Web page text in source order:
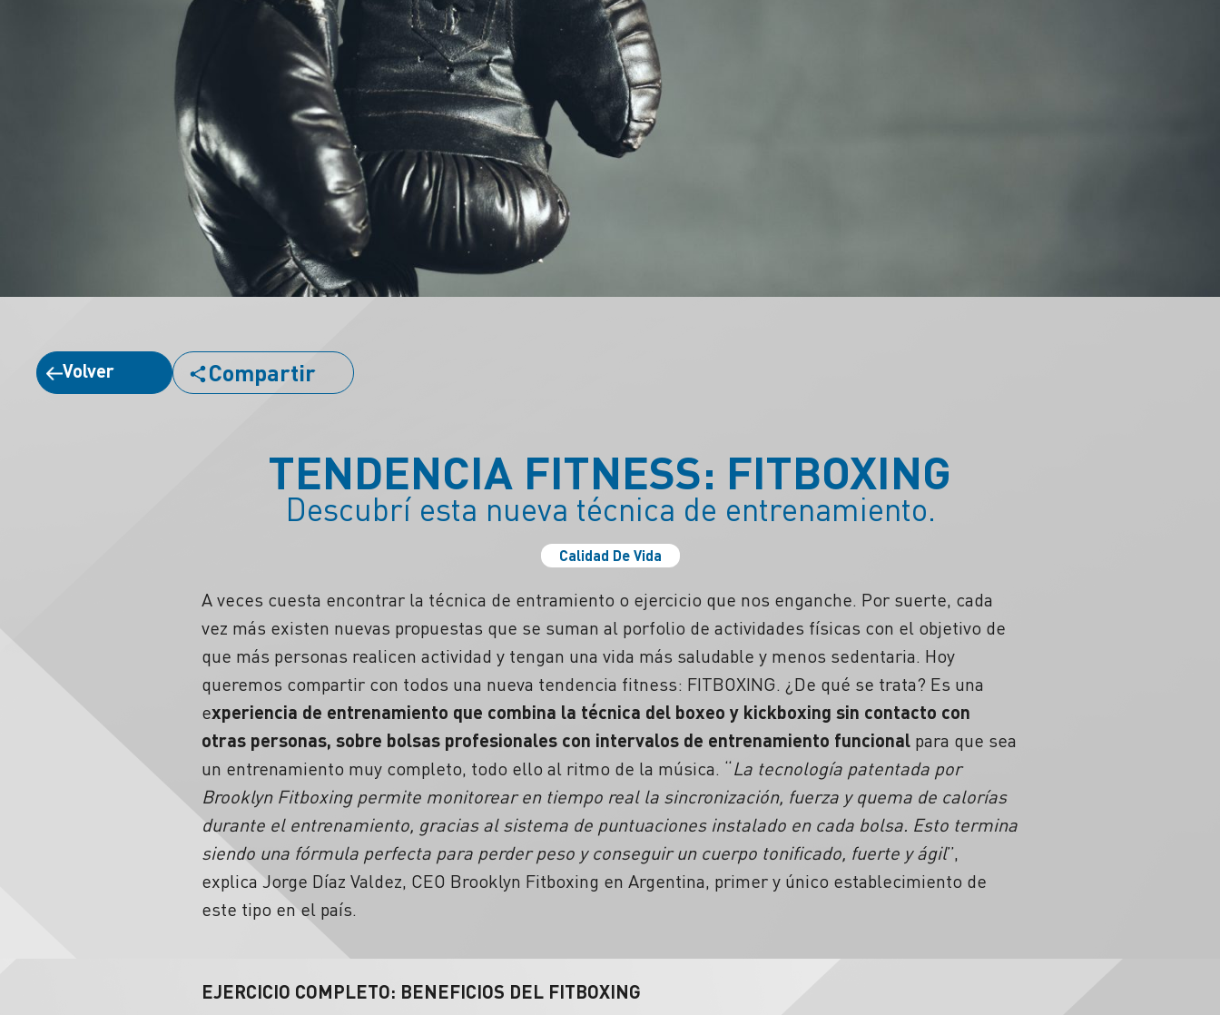
Volver Compartir
TENDENCIA FITNESS: FITBOXING
Descubrí esta nueva técnica de entrenamiento.
Calidad De Vida
A veces cuesta encontrar la técnica de entramiento o ejercicio que nos enganche. Por suerte, cada
vez más existen nuevas propuestas que se suman al porfolio de actividades físicas con el objetivo de
que más personas realicen actividad y tengan una vida más saludable y menos sedentaria. Hoy
queremos compartir con todos una nueva tendencia fitness: FITBOXING. ¿De qué se trata? Es una
experiencia de entrenamiento que combina la técnica del boxeo y kickboxing sin contacto con
otras personas, sobre bolsas profesionales con intervalos de entrenamiento funcional para que sea
un entrenamiento muy completo, todo ello al ritmo de la música. “La tecnología patentada por
Brooklyn Fitboxing permite monitorear en tiempo real la sincronización, fuerza y quema de calorías
durante el entrenamiento, gracias al sistema de puntuaciones instalado en cada bolsa. Esto termina
siendo una fórmula perfecta para perder peso y conseguir un cuerpo tonificado, fuerte y ágil”,
explica Jorge Díaz Valdez, CEO Brooklyn Fitboxing en Argentina, primer y único establecimiento de
este tipo en el país.
EJERCICIO COMPLETO: BENEFICIOS DEL FITBOXING